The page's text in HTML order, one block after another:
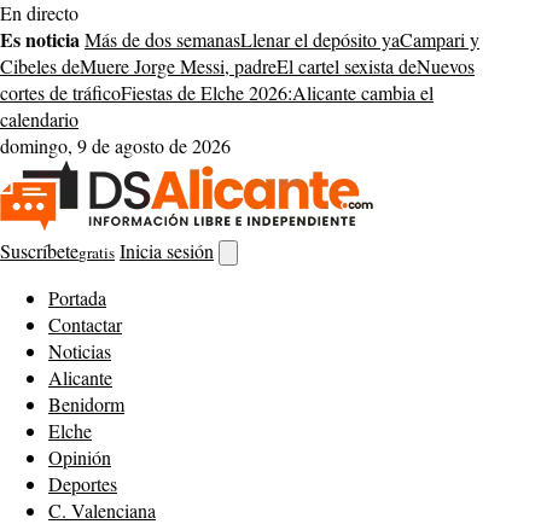
Saltar
al
contenido
En directo
Es noticiaMás de dos semanasLlenar el depósito yaCampari y
Cibeles deMuere Jorge Messi, padreEl cartel sexista deNuevos
cortes de tráficoFiestas de Elche 2026:Alicante cambia el
calendario
domingo, 9 de agosto de 2026
Suscríbetegratis Inicia sesión
buscador
Portada
Contactar
Noticias
Alicante
Benidorm
Elche
Opinión
Deportes
C. Valenciana